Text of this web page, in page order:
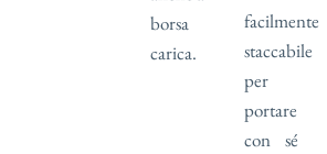
borsa
carica.
facilmente
staccabile
per
portare
con sé